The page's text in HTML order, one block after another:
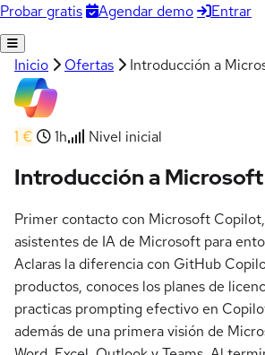
Probar gratis
Agendar demo Entrar
Inicio Ofertas Introducción a
1 € 1h Nivel inicial
Introducción a
Primer contacto con Microsoft
asistentes de IA de Microsoft para
Aclaras la diferencia con GitHub
productos, conoces los planes de
practicas prompting efectivo en
además de una primera visión de